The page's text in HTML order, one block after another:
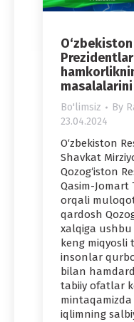
Bo'limsiz By
23.04.2024
O‘zbekiston
Shavkat
Qozog‘iston
Qasim-Jomart
orqali
qardosh
xalqiga
keng miqyosli
insonlar
bilan
tabiiy ofatlar
iqlimning